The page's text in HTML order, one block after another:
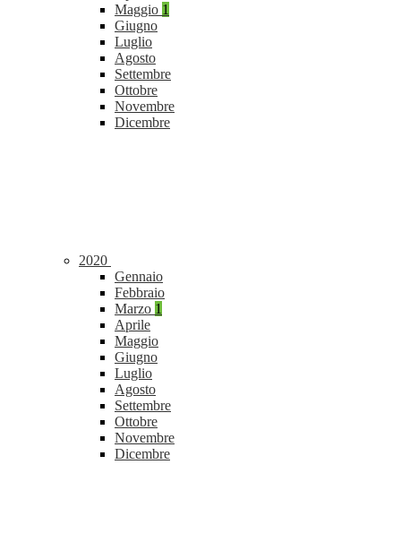
Maggio 1
Giugno
Luglio
Agosto
Settembre
Ottobre
Novembre
Dicembre
2020
Gennaio
Febbraio
Marzo 1
Aprile
Maggio
Giugno
Luglio
Agosto
Settembre
Ottobre
Novembre
Dicembre